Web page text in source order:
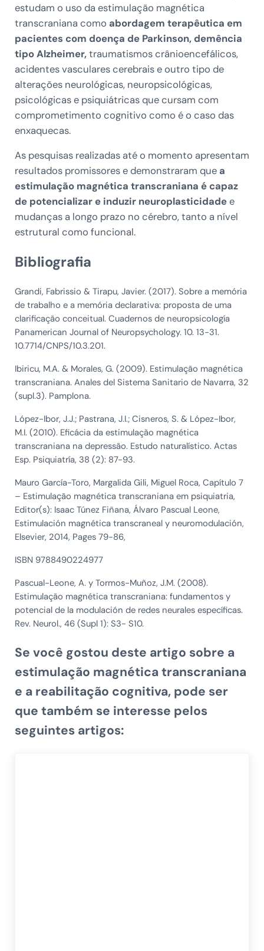
estudam o uso da estimulação magnética
transcraniana como abordagem terapêutica em
pacientes com doença de Parkinson, demência
tipo Alzheimer,traumatismos crânioencefálicos,
acidentes vasculares cerebrais e outro tipo de
alterações neurológicas, neuropsicológicas,
psicológicas e psiquiátricas que cursam com
comprometimento cognitivo como é o caso das
enxaquecas.
As pesquisas realizadas até o momento apresentam
resultados promissores e demonstraram quea
estimulação magnética transcraniana é capaz
de potencializar e induzir neuroplasticidadee
mudanças a longo prazo no cérebro, tanto a nível
estrutural como funcional.
Bibliografia
Grandi, Fabrissio & Tirapu, Javier. (2017). Sobre a memória
de trabalho e a memória declarativa: proposta de uma
clarificação conceitual. Cuadernos de neuropsicología
Panamerican Journal of Neuropsychology. 10. 13-31.
10.7714/CNPS/10.3.201.
Ibiricu, M.A. & Morales, G. (2009). Estimulação magnética
transcraniana. Anales del Sistema Sanitario de Navarra, 32
(supl.3). Pamplona.
López-Ibor, J.J.; Pastrana, J.I.; Cisneros, S. & López-Ibor,
M.I. (2010). Eficácia da estimulação magnética
transcraniana na depressão. Estudo naturalístico. Actas
Esp. Psiquiatría, 38 (2): 87-93.
Mauro García-Toro, Margalida Gili, Miguel Roca, Capítulo 7
– Estimulação magnética transcraniana em psiquiatria,
Editor(s): Isaac Túnez Fiñana, Álvaro Pascual Leone,
Estimulación magnética transcraneal y neuromodulación,
Elsevier, 2014, Pages 79-86,
ISBN 9788490224977
Pascual-Leone, A. y Tormos-Muñoz, J.M. (2008).
Estimulação magnética transcraniana: fundamentos y
potencial de la modulación de redes neurales específicas.
Rev. Neurol., 46 (Supl 1): S3- S10.
Se você gostou deste artigo sobre a
estimulação magnética transcraniana
e a reabilitação cognitiva, pode ser
que também se interesse pelos
seguintes artigos: